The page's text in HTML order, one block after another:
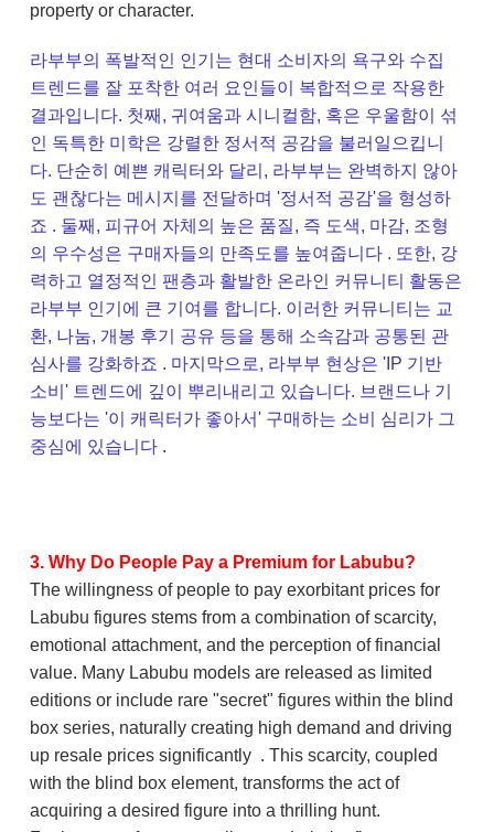
property or character.
라부부의 폭발적인 인기는 현대 소비자의 욕구와 수집
트렌드를 잘 포착한 여러 요인들이 복합적으로 작용한
결과입니다. 첫째, 귀여움과 시니컬함, 혹은 우울함이 섞
인 독특한 미학은 강렬한 정서적 공감을 불러일으킵니
다. 단순히 예쁜 캐릭터와 달리, 라부부는 완벽하지 않아
도 괜찮다는 메시지를 전달하며 '정서적 공감'을 형성하
죠 . 둘째, 피규어 자체의 높은 품질, 즉 도색, 마감, 조형
의 우수성은 구매자들의 만족도를 높여줍니다 . 또한, 강
력하고 열정적인 팬층과 활발한 온라인 커뮤니티 활동은
라부부 인기에 큰 기여를 합니다. 이러한 커뮤니티는 교
환, 나눔, 개봉 후기 공유 등을 통해 소속감과 공통된 관
심사를 강화하죠 . 마지막으로, 라부부 현상은 'IP 기반
소비' 트렌드에 깊이 뿌리내리고 있습니다. 브랜드나 기
능보다는 '이 캐릭터가 좋아서' 구매하는 소비 심리가 그
중심에 있습니다 .
3. Why Do People Pay a Premium for Labubu?
The willingness of people to pay exorbitant prices for
Labubu figures stems from a combination of scarcity,
emotional attachment, and the perception of financial
value. Many Labubu models are released as limited
editions or include rare "secret" figures within the blind
box series, naturally creating high demand and driving
up resale prices significantly . This scarcity, coupled
with the blind box element, transforms the act of
acquiring a desired figure into a thrilling hunt.